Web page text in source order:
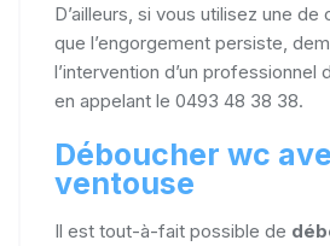
D’ailleurs, si vous utilisez une
que l’engorgement persiste,
l’intervention d’un professionnel
en appelant le 0493 48 38 38.
Déboucher wc
ventouse
Il est tout-à-fait possible de